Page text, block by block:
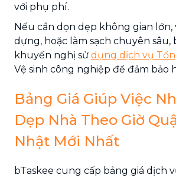
với phụ phí.
Nếu cần dọn dẹp không gian lớn,
dựng, hoặc làm sạch chuyên sâu,
khuyến nghị sử dụng dịch vụ
Vệ sinh công nghiệp để đảm bảo
Bảng Giá Giúp Việc
Dẹp Nhà Theo Giờ
Nhật Mới Nhất
bTaskee cung cấp bảng giá dịch